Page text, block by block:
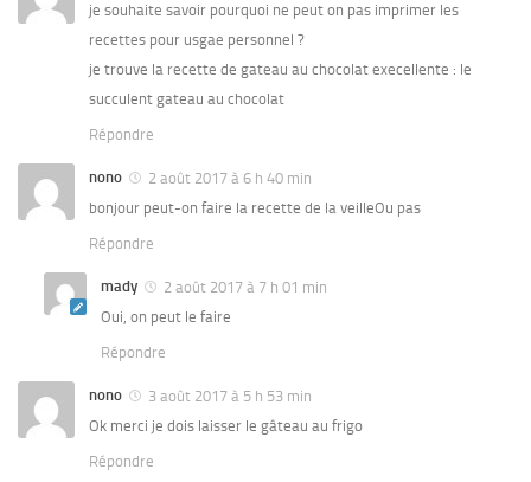
je souhaite savoir pourquoi ne peut on pas imprimer les
recettes pour usgae personnel ?
je trouve la recette de gateau au chocolat execellente : le
succulent gateau au chocolat
Répondre
nono
2 août 2017 à 6 h 40 min
bonjour peut-on faire la recette de la veilleOu pas
Répondre
mady
2 août 2017 à 7 h 01 min
Oui, on peut le faire
Répondre
nono
3 août 2017 à 5 h 53 min
Ok merci je dois laisser le gâteau au frigo
Répondre